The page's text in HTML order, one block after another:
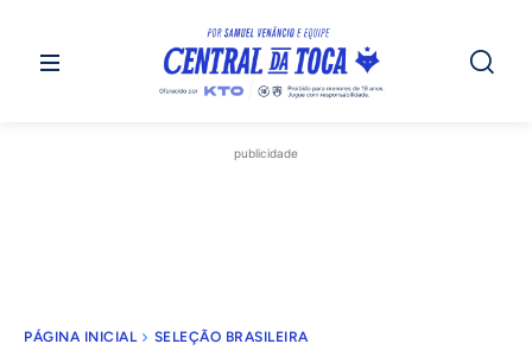
publicidade
PÁGINA INICIAL SELEÇÃO BRASILEIRA